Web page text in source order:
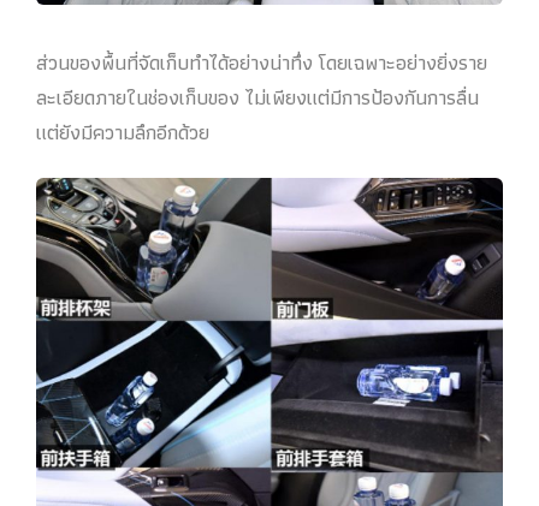
ส่วนของพื้นที่จัดเก็บทำได้อย่างน่าทึ่ง โดยเฉพาะอย่างยิ่งราย
ละเอียดภายในช่องเก็บของ ไม่เพียงแต่มีการป้องกันการลื่น
แต่ยังมีความลึกอีกด้วย